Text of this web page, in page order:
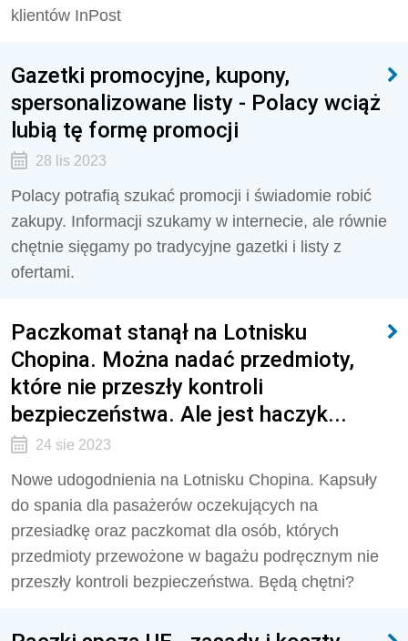
klientów InPost
Gazetki promocyjne, kupony,
spersonalizowane listy - Polacy wciąż
lubią tę formę promocji
28 lis 2023
Polacy potrafią szukać promocji i świadomie robić
zakupy. Informacji szukamy w internecie, ale równie
chętnie sięgamy po tradycyjne gazetki i listy z
ofertami.
Paczkomat stanął na Lotnisku
Chopina. Można nadać przedmioty,
które nie przeszły kontroli
bezpieczeństwa. Ale jest haczyk...
24 sie 2023
Nowe udogodnienia na Lotnisku Chopina. Kapsuły
do spania dla pasażerów oczekujących na
przesiadkę oraz paczkomat dla osób, których
przedmioty przewożone w bagażu podręcznym nie
przeszły kontroli bezpieczeństwa. Będą chętni?